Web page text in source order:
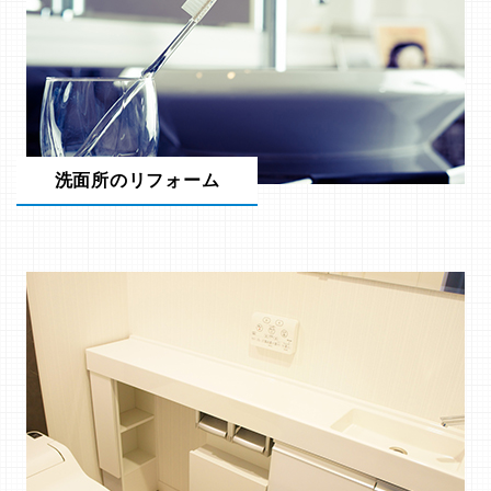
洗面所のリフォーム